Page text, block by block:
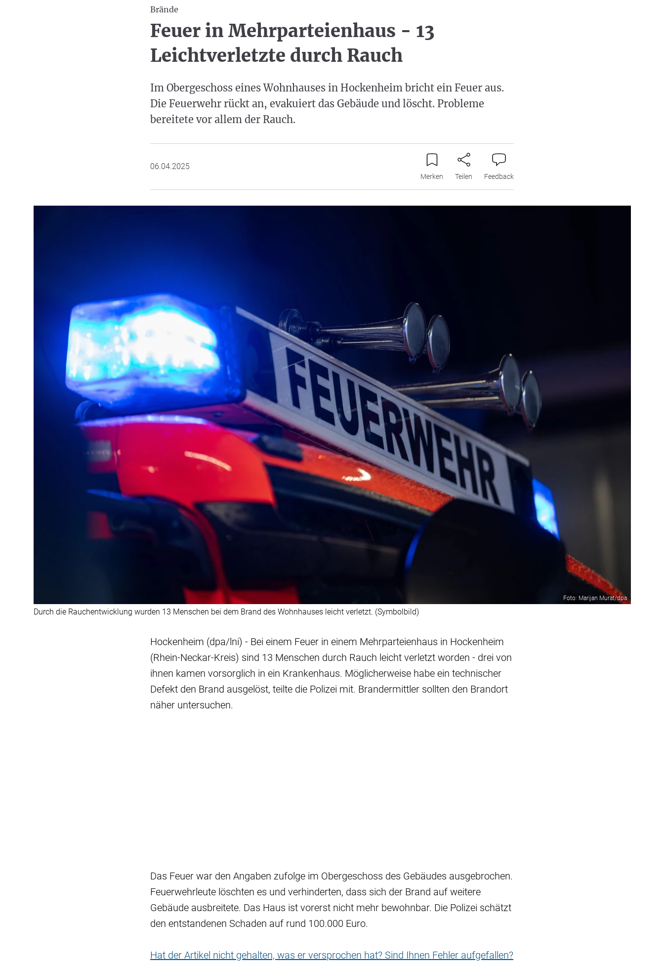
Brände
Feuer in Mehrparteienhaus - 13
Leichtverletzte durch Rauch
Im Obergeschoss eines Wohnhauses in Hockenheim bricht ein Feuer aus.
Die Feuerwehr rückt an, evakuiert das Gebäude und löscht. Probleme
bereitete vor allem der Rauch.
06.04.2025
Merken Teilen Feedback
Foto: Marijan Murat/dpa
Durch die Rauchentwicklung wurden 13 Menschen bei dem Brand des Wohnhauses leicht verletzt. (Symbolbild)
Hockenheim (dpa/lni) - Bei einem Feuer in einem Mehrparteienhaus in Hockenheim
(Rhein-Neckar-Kreis) sind 13 Menschen durch Rauch leicht verletzt worden - drei von
ihnen kamen vorsorglich in ein Krankenhaus. Möglicherweise habe ein technischer
Defekt den Brand ausgelöst, teilte die Polizei mit. Brandermittler sollten den Brandort
näher untersuchen.
Das Feuer war den Angaben zufolge im Obergeschoss des Gebäudes ausgebrochen.
Feuerwehrleute löschten es und verhinderten, dass sich der Brand auf weitere
Gebäude ausbreitete. Das Haus ist vorerst nicht mehr bewohnbar. Die Polizei schätzt
den entstandenen Schaden auf rund 100.000 Euro.
Hat der Artikel nicht gehalten, was er versprochen hat? Sind Ihnen Fehler aufgefallen?